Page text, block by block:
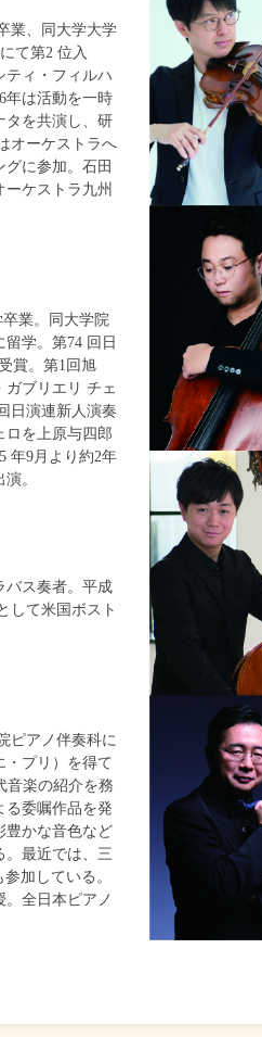
業、同大学大学
て第2 位入
ティ・フィルハ
年は活動を一時
タを共演し、研
オーケストラへ
に参加。石田
ケストラ九州
業。同大学院
学。第74 回日
賞。第1回旭
ガブリエリ チェ
日演連新人演奏
ロを上原与四郎
年9月より約2年
。
バス奏者。平成
して米国ボスト
ピアノ伴奏科に
・プリ）を得て
音楽の紹介を務
る委嘱作品を発
豊かな音色など
。最近では、三
加している。
全日本ピアノ